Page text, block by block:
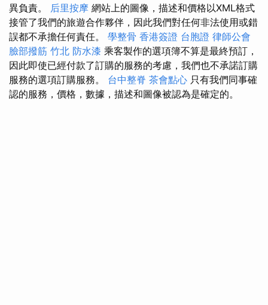
異負責。 后里按摩 網站上的圖像，描述和價格以XML格式
接管了我們的旅遊合作夥伴，因此我們對任何非法使用或錯
誤都不承擔任何責任。 學整骨 香港簽證 台胞證 律師公會
臉部撥筋 竹北 防水漆 乘客製作的選項簿不算是最終預訂，
因此即使已經付款了訂購的服務的考慮，我們也不承諾訂購
服務的選項訂購服務。 台中整脊 茶會點心 只有我們同事確
認的服務，價格，數據，描述和圖像被認為是確定的。